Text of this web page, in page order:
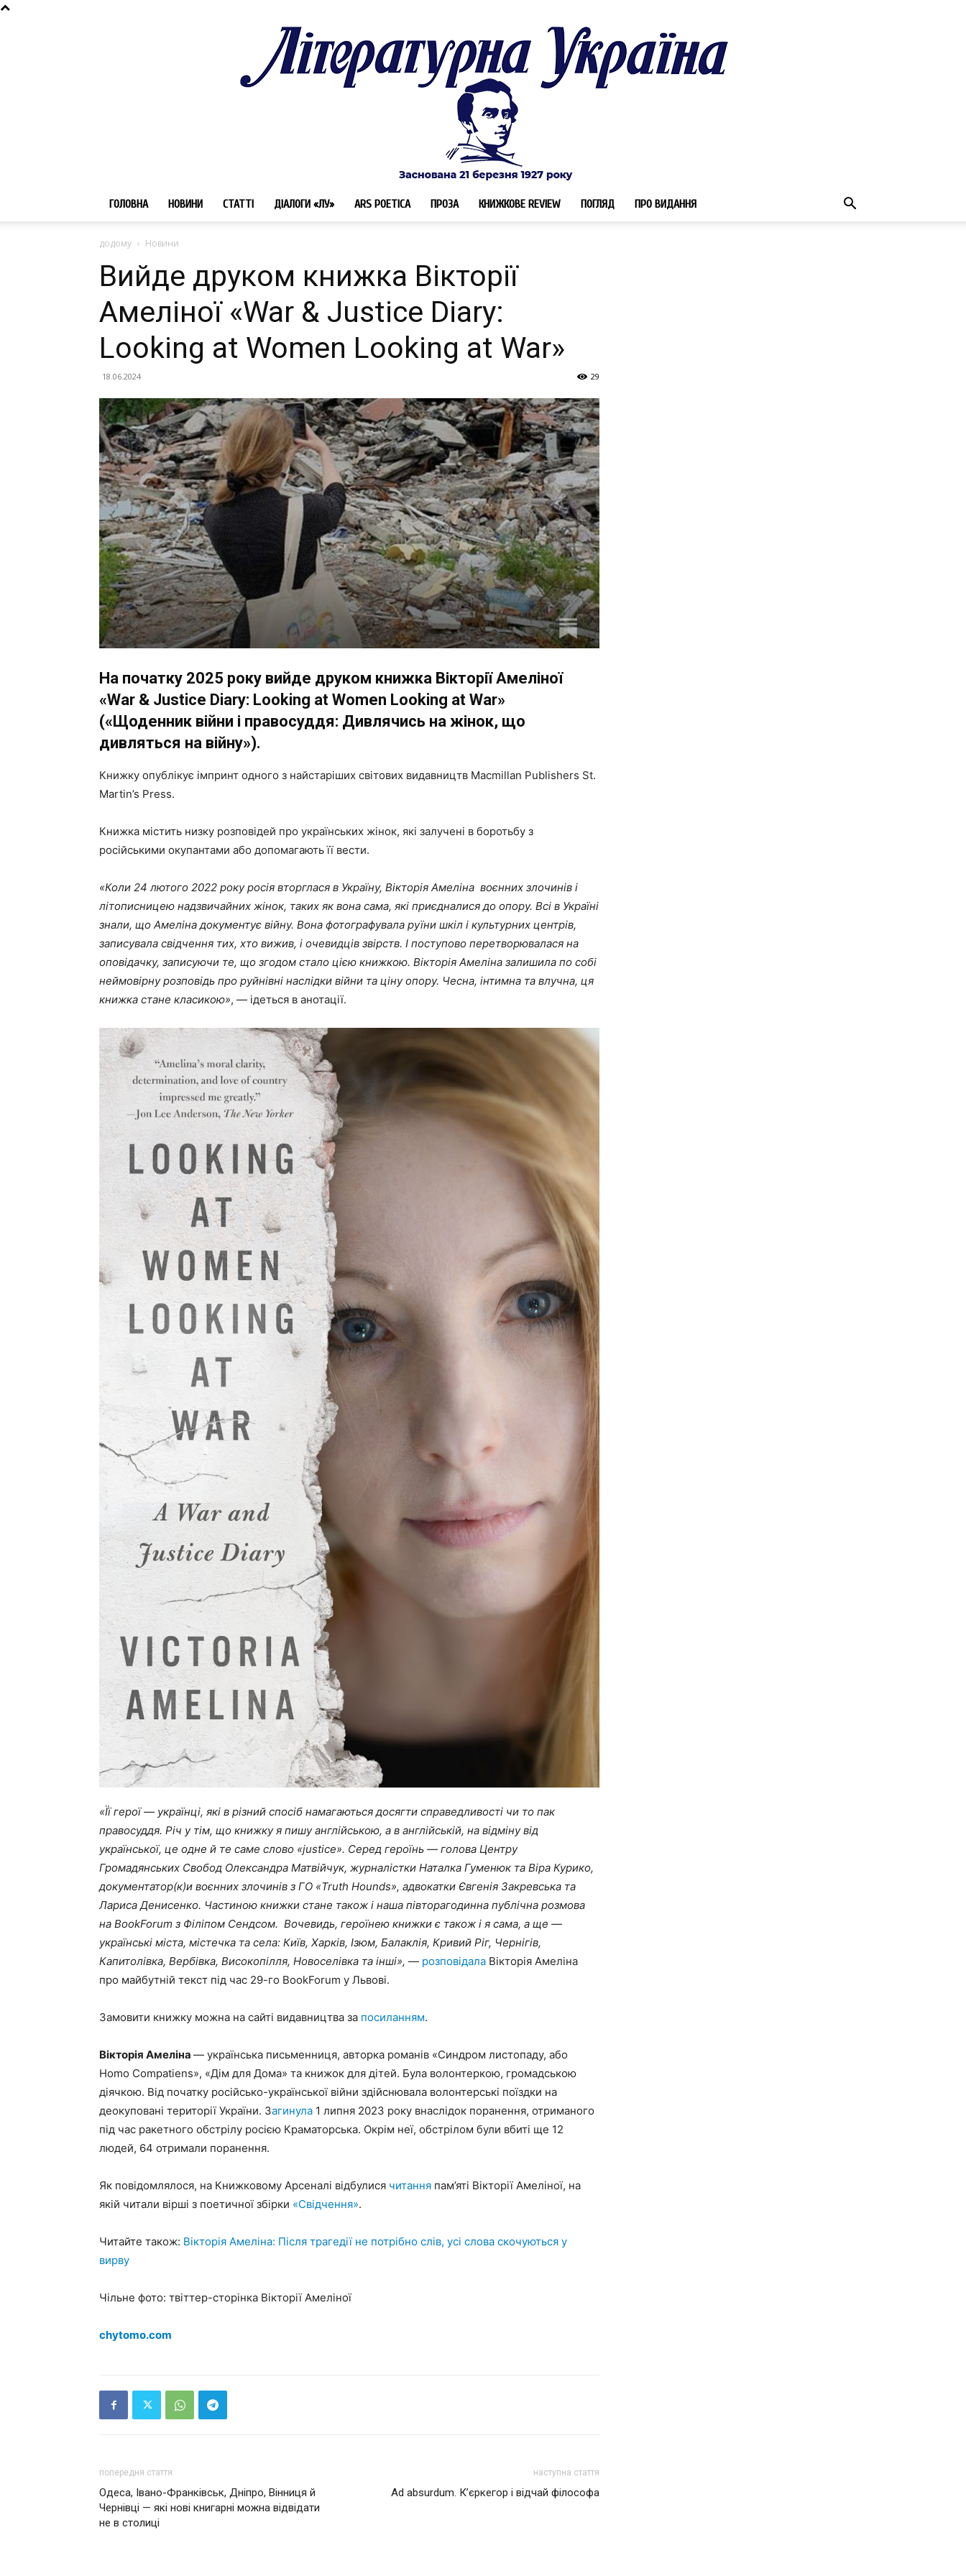
Україна
–
Літукраїна
ГОЛОВНА НОВИНИ СТАТТІ ДІАЛОГИ «ЛУ» ARS POETICA ПРОЗА КНИЖКОВЕ REVIEW ПОГЛЯД ПРО ВИДАННЯ
додому Новини
Вийде друком книжка Вікторії
Амеліної «War & Justice Diary:
Looking at Women Looking at War»
18.06.2024 29
На початку 2025 року вийде друком книжка Вікторії Амеліної
«War & Justice Diary: Looking at Women Looking at War»
(«Щоденник війни і правосуддя: Дивлячись на жінок, що
дивляться на війну»).
Книжку опублікує імпринт одного з найстаріших світових видавництв Macmillan Publishers St.
Martin’s Press.
Книжка містить низку розповідей про українських жінок, які залучені в боротьбу з
російськими окупантами або допомагають її вести.
«Коли 24 лютого 2022 року росія вторглася в Україну, Вікторія Амеліна воєнних злочинів і
літописницею надзвичайних жінок, таких як вона сама, які приєдналися до опору. Всі в Україні
знали, що Амеліна документує війну. Вона фотографувала руїни шкіл і культурних центрів,
записувала свідчення тих, хто вижив, і очевидців звірств. І поступово перетворювалася на
оповідачку, записуючи те, що згодом стало цією книжкою. Вікторія Амеліна залишила по собі
неймовірну розповідь про руйнівні наслідки війни та ціну опору. Чесна, інтимна та влучна, ця
книжка стане класикою», — ідеться в анотації.
«Її герої — українці, які в різний спосіб намагаються досягти справедливості чи то пак
правосуддя. Річ у тім, що книжку я пишу англійською, а в англійській, на відміну від
української, це одне й те саме слово «justice». Серед героїнь — голова Центру
Громадянських Свобод Олександра Матвійчук, журналістки Наталка Гуменюк та Віра Курико,
документатор(к)и воєнних злочинів з ГО «Truth Hounds», адвокатки Євгенія Закревська та
Лариса Денисенко. Частиною книжки стане також і наша півторагодинна публічна розмова
на BookForum з Філіпом Сендсом. Вочевидь, героїнею книжки є також і я сама, а ще —
українські міста, містечка та села: Київ, Харків, Ізюм, Балаклія, Кривий Ріг, Чернігів,
Капитолівка, Вербівка, Високопілля, Новоселівка та інші», — розповідала Вікторія Амеліна
про майбутній текст під час 29-го BookForum у Львові.
Замовити книжку можна на сайті видавництва за посиланням.
Вікторія Амеліна — українська письменниця, авторка романів «Синдром листопаду, або
Homo Compatiens», «Дім для Дома» та книжок для дітей. Була волонтеркою, громадською
діячкою. Від початку російсько-української війни здійснювала волонтерські поїздки на
деокуповані території України. Загинула 1 липня 2023 року внаслідок поранення, отриманого
під час ракетного обстрілу росією Краматорська. Окрім неї, обстрілом були вбиті ще 12
людей, 64 отримали поранення.
Як повідомлялося, на Книжковому Арсеналі відбулися читання пам’яті Вікторії Амеліної, на
якій читали вірші з поетичної збірки «Свідчення».
Читайте також: Вікторія Амеліна: Після трагедії не потрібно слів, усі слова скочуються у
вирву
Чільне фото: твіттер-сторінка Вікторії Амеліної
chytomo.com
попередня стаття
Одеса, Івано-Франківськ, Дніпро, Вінниця й
Чернівці — які нові книгарні можна відвідати
не в столиці
наступна стаття
Ad absurdum. К’єркегор і відчай філософа